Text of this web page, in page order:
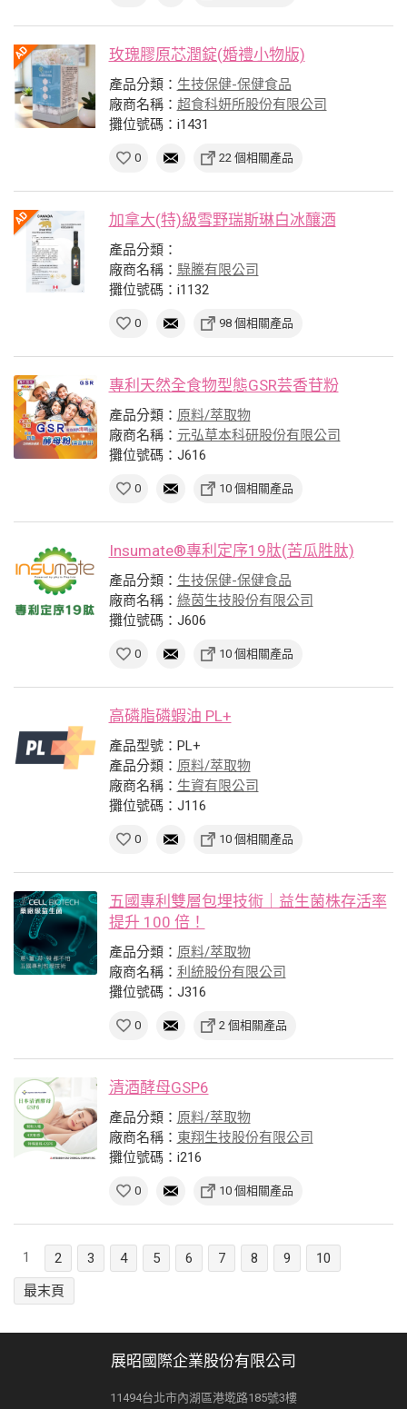
玫瑰膠原芯潤錠(婚禮小物版)
產品分類： 生技保健-保健食品
廠商名稱： 超食科妍所股份有限公司
攤位號碼：i1431
0 22 個相關產品
加拿大(特)級雪野瑞斯琳白冰釀酒
產品分類：
廠商名稱： 騄騰有限公司
攤位號碼：i1132
0 98 個相關產品
專利天然全食物型態GSR芸香苷粉
產品分類： 原料/萃取物
廠商名稱： 元弘草本科研股份有限公司
攤位號碼：J616
0 10 個相關產品
Insumate®專利定序19肽(苦瓜胜肽)
產品分類： 生技保健-保健食品
廠商名稱： 綠茵生技股份有限公司
攤位號碼：J606
0 10 個相關產品
高磷脂磷蝦油 PL+
產品型號：PL+
產品分類： 原料/萃取物
廠商名稱： 生資有限公司
攤位號碼：J116
0 10 個相關產品
五國專利雙層包埋技術｜益生菌株存活率
提升 100 倍！
產品分類： 原料/萃取物
廠商名稱： 利統股份有限公司
攤位號碼：J316
0 2 個相關產品
清酒酵母GSP6
產品分類： 原料/萃取物
廠商名稱： 東翔生技股份有限公司
攤位號碼：i216
0 10 個相關產品
1 2 3 4 5 6 7 8 9
10
最末頁
展昭國際企業股份有限公司
11494台北市內湖區港墘路185號3樓